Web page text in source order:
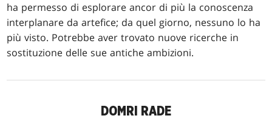
ha permesso di esplorare ancor di più la conoscenza
interplanare da artefice; da quel giorno, nessuno lo ha
più visto. Potrebbe aver trovato nuove ricerche in
sostituzione delle sue antiche ambizioni.
DOMRI RADE